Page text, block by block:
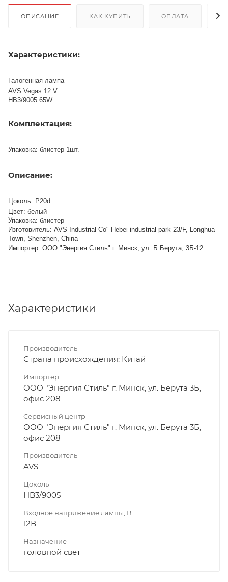
ОПИСАНИЕ КАК КУПИТЬ ОПЛАТА
Характеристики:
Галогенная лампа
AVS Vegas 12 V.
HB3/9005 65W.
Комплектация:
Упаковка: блистер 1шт.
Описание:
Цоколь : P20d
Цвет: белый
Упаковка: блистер
Изготовитель: AVS Industrial Co" Hebei industrial park 23/F, Longhua
Town, Shenzhen, China
Импортер: ООО "Энергия Стиль" г. Минск, ул. Б.Берута, 3Б-12
Характеристики
Производитель
Страна происхождения: Китай
Импортер
ООО "Энергия Стиль" г. Минск, ул. Берута 3Б,
офис 208
Сервисный центр
ООО "Энергия Стиль" г. Минск, ул. Берута 3Б,
офис 208
Производитель
AVS
Цоколь
HB3/9005
Входное напряжение лампы, В
12В
Назначение
головной свет